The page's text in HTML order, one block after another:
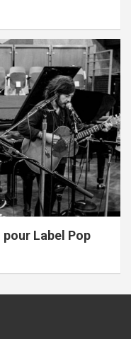
pour Label Pop